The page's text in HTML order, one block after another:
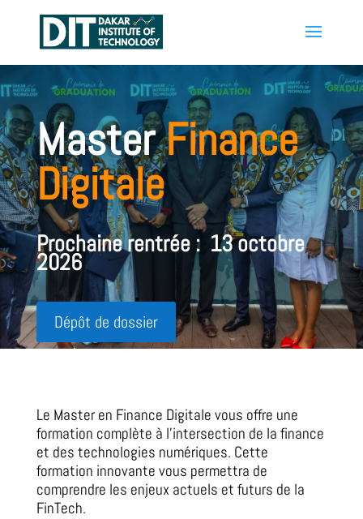
MasterFinance
Digitale
Prochaine rentrée : 13 octobre
2026
Dépôt de dossier
Le Master en Finance Digitale vous offre une
formation complète à l’intersection de la finance
et des technologies numériques. Cette
formation innovante vous permettra de
comprendre les enjeux actuels et futurs de la
FinTech.